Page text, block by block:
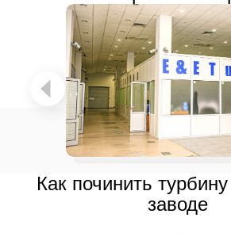
Как починить
заводе